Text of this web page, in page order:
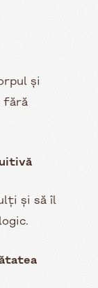
și
fără
și să îl